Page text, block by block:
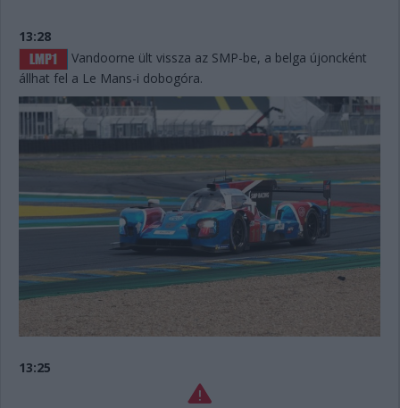
13:28
Vandoorne ült vissza az SMP-be, a belga újoncként
állhat fel a Le Mans-i dobogóra.
13:25